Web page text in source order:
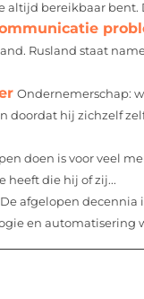
altijd bereikbaar bent.
Rusland staat
Ondernemerschap:
doordat hij zichzelf
doen is voor veel
heeft die hij of zij...
De afgelopen decennia
en automatisering